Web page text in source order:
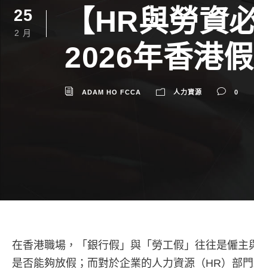
25
2 月
【HR與勞資
2026年香港
ADAM HO FCCA 人力資源 0
在香港職場，「銀行假」與「勞工假」往往是僱
是否能夠放假；而對於企業的人力資源（HR）部